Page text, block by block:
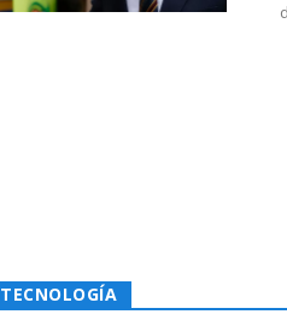
TECNOLOGÍA